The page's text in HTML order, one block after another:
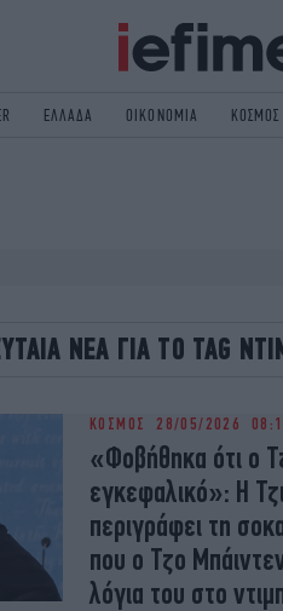
ΕΛΛΑΔΑ ΟΙΚΟΝΟΜΙΑ ΚΟΣΜΟΣ
ΝΕΑ ΓΙΑ ΤΟ TAG
ΚΟΣΜΟΣ 28/05/2026
«Φοβήθηκα ότι ο
εγκεφαλικό»: Η
περιγράφει τη
που ο Τζο
λόγια του στο